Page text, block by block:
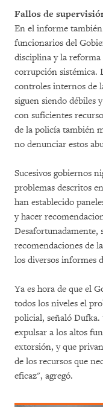
Fallos de
En el informe
funcionarios del
disciplina y la
corrupción sistémica.
controles internos de
siguen siendo débiles
con suficientes
de la policía también
no denunciar estos
Sucesivos gobiernos
problemas descritos
han establecido
y hacer
Desafortunadamente,
recomendaciones de
los diversos informes
Ya es hora de que el
todos los niveles el
policial, señaló
expulsar a los altos
extorsión, y que
de los recursos que
eficaz", agregó.